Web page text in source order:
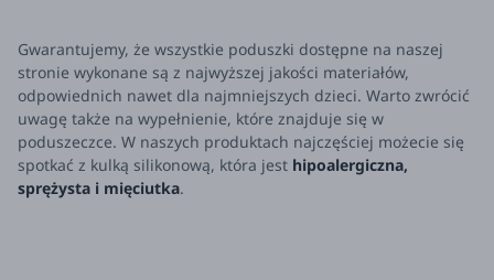
Gwarantujemy, że wszystkie poduszki dostępne na naszej
stronie wykonane są z najwyższej jakości materiałów,
odpowiednich nawet dla najmniejszych dzieci. Warto zwrócić
uwagę także na wypełnienie, które znajduje się w
poduszeczce. W naszych produktach najczęściej możecie się
spotkać z kulką silikonową, która jest hipoalergiczna,
sprężysta i mięciutka.